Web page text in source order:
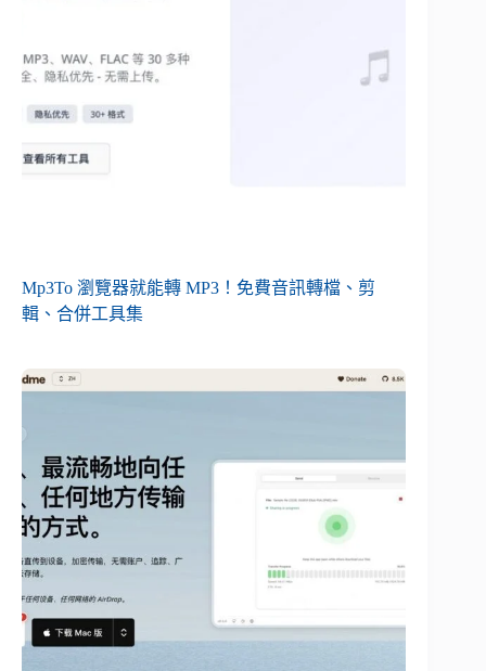
Mp3To 瀏覽器就能轉 MP3！免費音訊轉檔、剪
輯、合併工具集